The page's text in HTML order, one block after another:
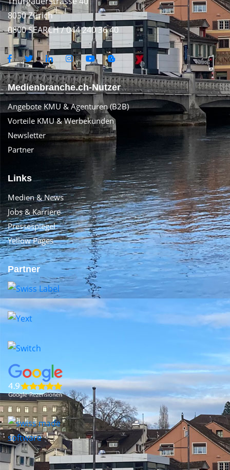
8050 Zürich
0800 SEARCH / 044 240 36 40
Medienbranche.ch-Nutzer
Angebote KMU & Agenturen (B2B)
Vorteile KMU & Werbekunden
Newsletter
Partner
Links
Medien & News
Jobs & Karriere
Pressespiegel
Yellow Pages
Partner